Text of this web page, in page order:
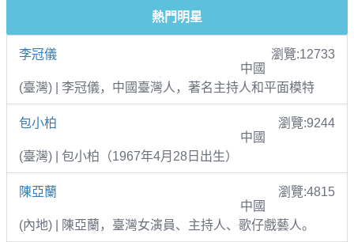
熱門明星
李冠儀
瀏覽:12733
中國
(臺灣) | 李冠儀，中國臺灣人，著名主持人和平面模特
包小柏
瀏覽:9244
中國
(臺灣) | 包小柏（1967年4月28日出生）
陳亞蘭
瀏覽:4815
中國
(內地) | 陳亞蘭，臺灣女演員、主持人、歌仔戲藝人。